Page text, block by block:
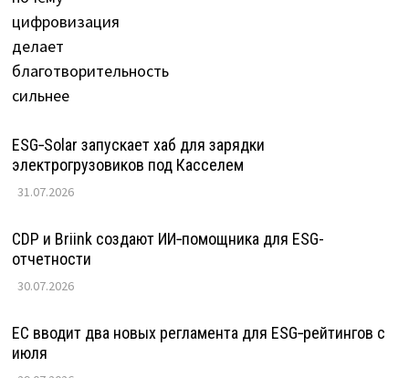
ESG‑Solar запускает хаб для зарядки
электрогрузовиков под Касселем
31.07.2026
CDP и Briink создают ИИ‑помощника для ESG-
отчетности
30.07.2026
ЕС вводит два новых регламента для ESG‑рейтингов с
июля